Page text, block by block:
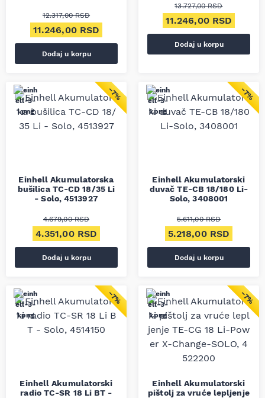
12.317,00RSD
Originalna cena je bila: 12.317,00 RSD.
11.246,00 RSD Trenutna cena je: 11.246,00 RSD.
Dodaj u korpu
13.727,00RSD
Originalna cena je
11.246,00 RSD
Dodaj u korpu
−7%
Einhell Akumulatorska
bušilica TC-CD 18/35 Li
- Solo, 4513927
4.679,00RSD
Originalna cena je bila: 4.679,00 RSD.
4.351,00 RSD Trenutna cena je: 4.351,00 RSD.
Dodaj u korpu
−7%
Einhell Akumulatorski
duvač TE-CB 18/180 Li-
Solo, 3408001
5.611,00RSD
Originalna cena je
5.218,00 RSD
Dodaj u korpu
−7%
Einhell Akumulatorski
radio TC-SR 18 Li BT -
−7%
Einhell Akumulatorski
pištolj za vruće lepljenje